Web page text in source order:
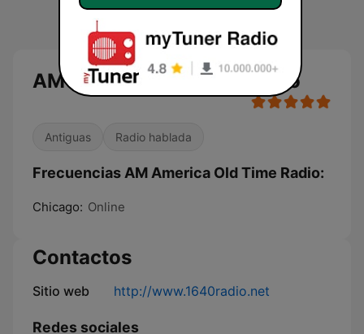
AM America Old Time Radio
Antiguas Radio hablada
Frecuencias AM America Old Time Radio:
Chicago: Online
Contactos
Sitio web http://www.1640radio.net
Redes sociales